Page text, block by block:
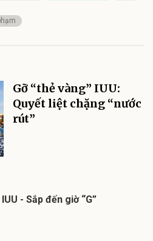
Gỡ “thẻ vàng” IUU:
Quyết liệt chặng “nước
rút”
- Sắp đến giờ “G”